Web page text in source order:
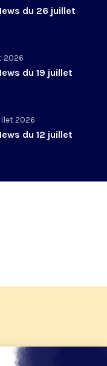
du 26 juillet
2026
du 19 juillet
2026
du 12 juillet
2026 de KTO